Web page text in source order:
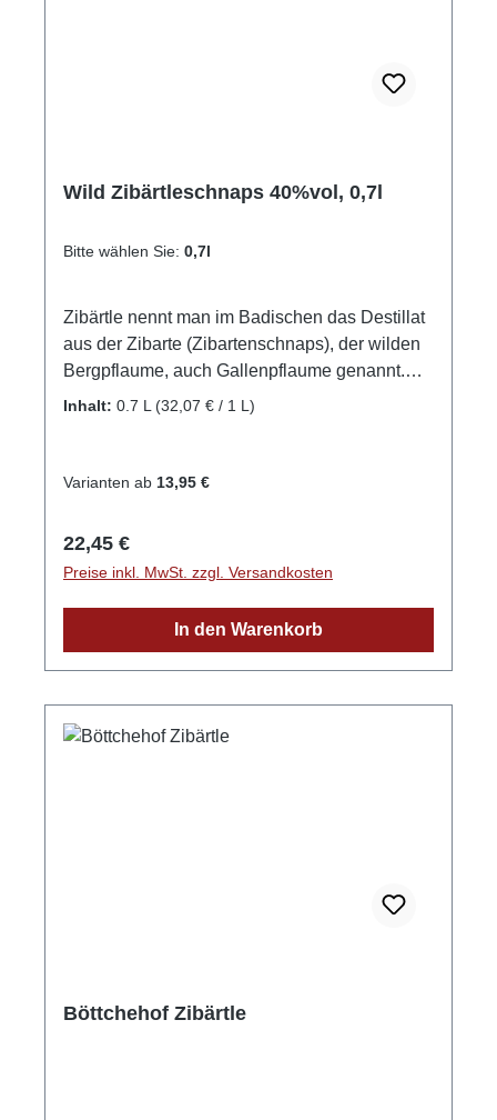
Wild Zibärtleschnaps 40%vol, 0,7l
Bitte wählen Sie: 0,7l
Zibärtle nennt man im Badischen das Destillat
aus der Zibarte (Zibartenschnaps), der wilden
Bergpflaume, auch Gallenpflaume genannt.
Die Früchte sind von bitterherbem Geschmack
Geschmack vom Feinsten ist, an Mandeln und
16°C-18°C entfaltet sich das Aroma am besten.
GPSR-Informationen HerstellerFirma: WILD
Schwarzwaldbrennerei & Weingut GmbHLand:
DeutschlandStadt: GengenbachStraße:
Inhalt: 0.7 L (32,07 € / 1 L)
Varianten ab 13,95 €
Regulärer Preis:
22,45 €
Preise inkl. MwSt. zzgl. Versandkosten
In den Warenkorb
Böttchehof Zibärtle